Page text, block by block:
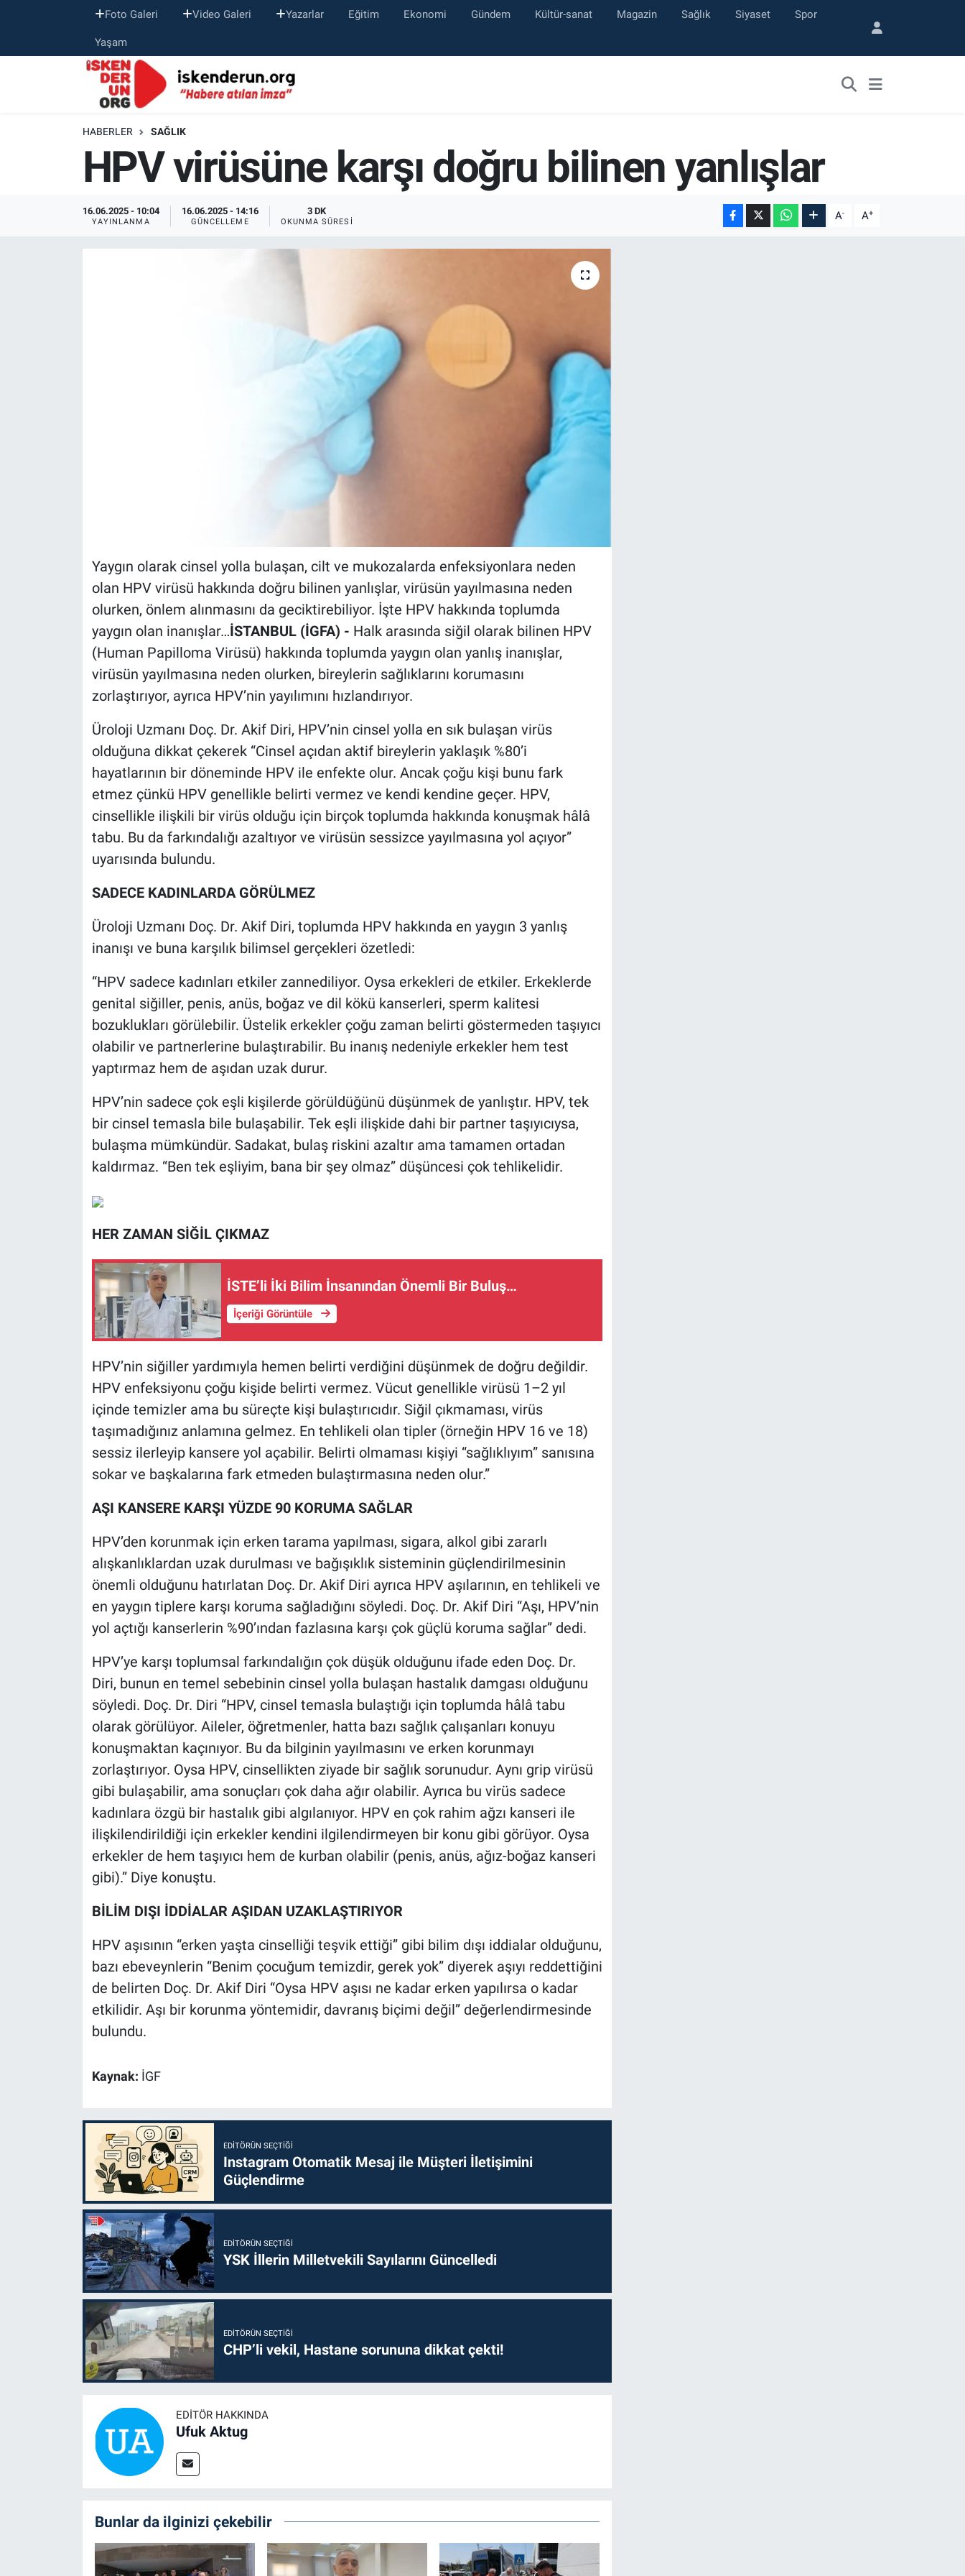
Foto Galeri Video Galeri Yazarlar Eğitim Ekonomi Gündem Kültür-sanat Magazin Sağlık Siyaset Spor
Yaşam
HABERLER SAĞLIK
HPV virüsüne karşı doğru bilinen yanlışlar
16.06.2025 - 10:04
YAYINLANMA
16.06.2025 - 14:16
GÜNCELLEME
3 DK
OKUNMA SÜRESI A- A+
Yaygın olarak cinsel yolla bulaşan, cilt ve mukozalarda enfeksiyonlara neden
olan HPV virüsü hakkında doğru bilinen yanlışlar, virüsün yayılmasına neden
olurken, önlem alınmasını da geciktirebiliyor. İşte HPV hakkında toplumda
yaygın olan inanışlar…İSTANBUL (İGFA) - Halk arasında siğil olarak bilinen HPV
(Human Papilloma Virüsü) hakkında toplumda yaygın olan yanlış inanışlar,
virüsün yayılmasına neden olurken, bireylerin sağlıklarını korumasını
zorlaştırıyor, ayrıca HPV’nin yayılımını hızlandırıyor.
Üroloji Uzmanı Doç. Dr. Akif Diri, HPV’nin cinsel yolla en sık bulaşan virüs
olduğuna dikkat çekerek “Cinsel açıdan aktif bireylerin yaklaşık %80’i
hayatlarının bir döneminde HPV ile enfekte olur. Ancak çoğu kişi bunu fark
etmez çünkü HPV genellikle belirti vermez ve kendi kendine geçer. HPV,
cinsellikle ilişkili bir virüs olduğu için birçok toplumda hakkında konuşmak hâlâ
tabu. Bu da farkındalığı azaltıyor ve virüsün sessizce yayılmasına yol açıyor”
uyarısında bulundu.
SADECE KADINLARDA GÖRÜLMEZ
Üroloji Uzmanı Doç. Dr. Akif Diri, toplumda HPV hakkında en yaygın 3 yanlış
inanışı ve buna karşılık bilimsel gerçekleri özetledi:
“HPV sadece kadınları etkiler zannediliyor. Oysa erkekleri de etkiler. Erkeklerde
genital siğiller, penis, anüs, boğaz ve dil kökü kanserleri, sperm kalitesi
bozuklukları görülebilir. Üstelik erkekler çoğu zaman belirti göstermeden taşıyıcı
olabilir ve partnerlerine bulaştırabilir. Bu inanış nedeniyle erkekler hem test
yaptırmaz hem de aşıdan uzak durur.
HPV’nin sadece çok eşli kişilerde görüldüğünü düşünmek de yanlıştır. HPV, tek
bir cinsel temasla bile bulaşabilir. Tek eşli ilişkide dahi bir partner taşıyıcıysa,
bulaşma mümkündür. Sadakat, bulaş riskini azaltır ama tamamen ortadan
kaldırmaz. “Ben tek eşliyim, bana bir şey olmaz” düşüncesi çok tehlikelidir.
HER ZAMAN SİĞİL ÇIKMAZ
İSTE’li İki Bilim İnsanından Önemli Bir Buluş…
İçeriği Görüntüle
HPV’nin siğiller yardımıyla hemen belirti verdiğini düşünmek de doğru değildir.
HPV enfeksiyonu çoğu kişide belirti vermez. Vücut genellikle virüsü 1–2 yıl
içinde temizler ama bu süreçte kişi bulaştırıcıdır. Siğil çıkmaması, virüs
taşımadığınız anlamına gelmez. En tehlikeli olan tipler (örneğin HPV 16 ve 18)
sessiz ilerleyip kansere yol açabilir. Belirti olmaması kişiyi “sağlıklıyım” sanısına
sokar ve başkalarına fark etmeden bulaştırmasına neden olur.”
AŞI KANSERE KARŞI YÜZDE 90 KORUMA SAĞLAR
HPV’den korunmak için erken tarama yapılması, sigara, alkol gibi zararlı
alışkanlıklardan uzak durulması ve bağışıklık sisteminin güçlendirilmesinin
önemli olduğunu hatırlatan Doç. Dr. Akif Diri ayrıca HPV aşılarının, en tehlikeli ve
en yaygın tiplere karşı koruma sağladığını söyledi. Doç. Dr. Akif Diri “Aşı, HPV’nin
yol açtığı kanserlerin %90’ından fazlasına karşı çok güçlü koruma sağlar” dedi.
HPV’ye karşı toplumsal farkındalığın çok düşük olduğunu ifade eden Doç. Dr.
Diri, bunun en temel sebebinin cinsel yolla bulaşan hastalık damgası olduğunu
söyledi. Doç. Dr. Diri “HPV, cinsel temasla bulaştığı için toplumda hâlâ tabu
olarak görülüyor. Aileler, öğretmenler, hatta bazı sağlık çalışanları konuyu
konuşmaktan kaçınıyor. Bu da bilginin yayılmasını ve erken korunmayı
zorlaştırıyor. Oysa HPV, cinsellikten ziyade bir sağlık sorunudur. Aynı grip virüsü
gibi bulaşabilir, ama sonuçları çok daha ağır olabilir. Ayrıca bu virüs sadece
kadınlara özgü bir hastalık gibi algılanıyor. HPV en çok rahim ağzı kanseri ile
ilişkilendirildiği için erkekler kendini ilgilendirmeyen bir konu gibi görüyor. Oysa
erkekler de hem taşıyıcı hem de kurban olabilir (penis, anüs, ağız-boğaz kanseri
gibi).” Diye konuştu.
BİLİM DIŞI İDDİALAR AŞIDAN UZAKLAŞTIRIYOR
HPV aşısının “erken yaşta cinselliği teşvik ettiği” gibi bilim dışı iddialar olduğunu,
bazı ebeveynlerin “Benim çocuğum temizdir, gerek yok” diyerek aşıyı reddettiğini
de belirten Doç. Dr. Akif Diri “Oysa HPV aşısı ne kadar erken yapılırsa o kadar
etkilidir. Aşı bir korunma yöntemidir, davranış biçimi değil” değerlendirmesinde
bulundu.
Kaynak: İGF
EDITÖRÜN SEÇTIĞI
Instagram Otomatik Mesaj ile Müşteri İletişimini
Güçlendirme
EDITÖRÜN SEÇTIĞI
YSK İllerin Milletvekili Sayılarını Güncelledi
EDITÖRÜN SEÇTIĞI
CHP’li vekil, Hastane sorununa dikkat çekti!
EDITÖR HAKKINDA
Ufuk Aktug
Bunlar da ilginizi çekebilir